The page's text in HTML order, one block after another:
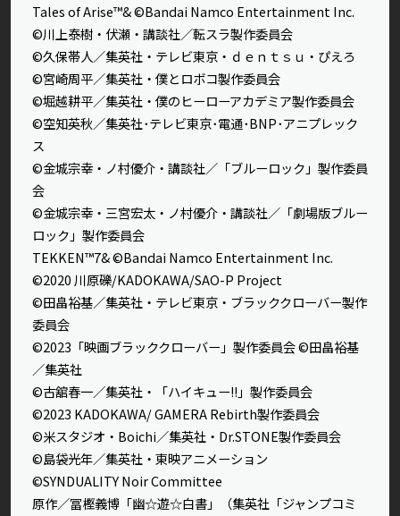
Tales of Arise™& ©Bandai Namco Entertainment Inc.
©川上泰樹・伏瀬・講談社／転スラ製作委員会
©久保帯人／集英社・テレビ東京・ｄｅｎｔｓｕ・ぴえろ
©宮崎周平／集英社・僕とロボコ製作委員会
©堀越耕平／集英社・僕のヒーローアカデミア製作委員会
©空知英秋／集英社･テレビ東京･電通･BNP･アニプレック
ス
©金城宗幸・ノ村優介・講談社／「ブルーロック」製作委員
会
©金城宗幸・三宮宏太・ノ村優介・講談社／「劇場版ブルー
ロック」製作委員会
TEKKEN™7& ©Bandai Namco Entertainment Inc.
©2020 川原礫/KADOKAWA/SAO-P Project
©田畠裕基／集英社・テレビ東京・ブラッククローバー製作
委員会
©2023「映画ブラッククローバー」製作委員会 ©田畠裕基
／集英社
©古舘春一／集英社・「ハイキュー!!」製作委員会
©2023 KADOKAWA/ GAMERA Rebirth製作委員会
©米スタジオ・Boichi／集英社・Dr.STONE製作委員会
©島袋光年／集英社・東映アニメーション
©SYNDUALITY Noir Committee
原作／冨樫義博「幽☆遊☆白書」（集英社「ジャンプコミ